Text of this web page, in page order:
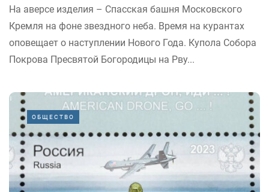
На аверсе изделия – Спасская башня Московского
Кремля на фоне звездного неба. Время на курантах
оповещает о наступлении Нового Года. Купола Собора
Покрова Пресвятой Богородицы на Рву...
ОБЩЕСТВО